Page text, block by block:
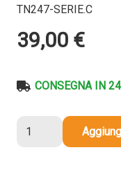
TN247-SERIE.C
39,00 €
CONSEGNA IN